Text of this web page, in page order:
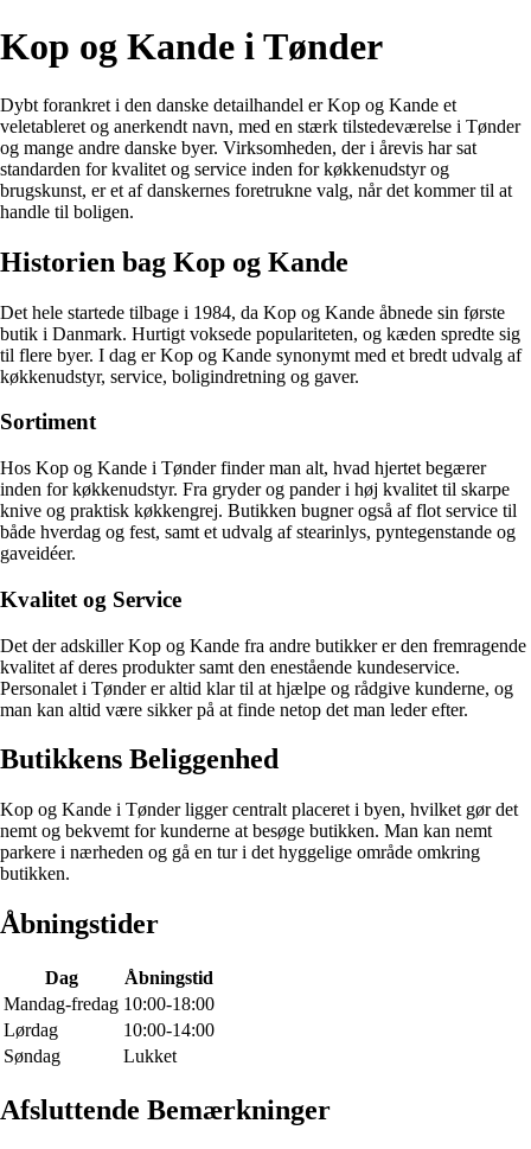
Kop og Kande i Tønder
Dybt forankret i den danske detailhandel er Kop og Kande et
veletableret og anerkendt navn, med en stærk tilstedeværelse i Tønder
og mange andre danske byer. Virksomheden, der i årevis har sat
standarden for kvalitet og service inden for køkkenudstyr og
brugskunst, er et af danskernes foretrukne valg, når det kommer til at
handle til boligen.
Historien bag Kop og Kande
Det hele startede tilbage i 1984, da Kop og Kande åbnede sin første
butik i Danmark. Hurtigt voksede populariteten, og kæden spredte sig
til flere byer. I dag er Kop og Kande synonymt med et bredt udvalg af
køkkenudstyr, service, boligindretning og gaver.
Sortiment
Hos Kop og Kande i Tønder finder man alt, hvad hjertet begærer
inden for køkkenudstyr. Fra gryder og pander i høj kvalitet til skarpe
knive og praktisk køkkengrej. Butikken bugner også af flot service til
både hverdag og fest, samt et udvalg af stearinlys, pyntegenstande og
gaveidéer.
Kvalitet og Service
Det der adskiller Kop og Kande fra andre butikker er den fremragende
kvalitet af deres produkter samt den enestående kundeservice.
Personalet i Tønder er altid klar til at hjælpe og rådgive kunderne, og
man kan altid være sikker på at finde netop det man leder efter.
Butikkens Beliggenhed
Kop og Kande i Tønder ligger centralt placeret i byen, hvilket gør det
nemt og bekvemt for kunderne at besøge butikken. Man kan nemt
parkere i nærheden og gå en tur i det hyggelige område omkring
butikken.
Åbningstider
Dag
Åbningstid
Mandag-fredag 10:00-18:00
Lørdag
10:00-14:00
Søndag
Lukket
Afsluttende Bemærkninger